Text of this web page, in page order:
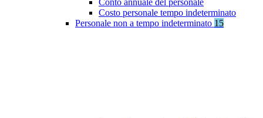
Conto annuale del personale
Costo personale tempo indeterminato
Personale non a tempo indeterminato 15